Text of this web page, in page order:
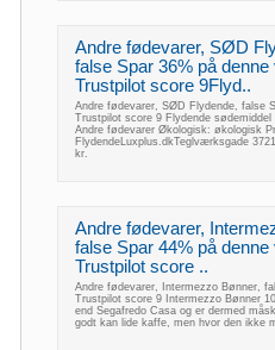
Andre fødevarer, SØD
false Spar 36% på denne
Trustpilot score 9Flyd..
Andre fødevarer, SØD Flydende, false
Trustpilot score 9 Flydende
Andre fødevarer Økologisk: økologisk
FlydendeLuxplus.dkTeglværksgade
kr.
Andre fødevarer,
false Spar 44% på denne
Trustpilot score ..
Andre fødevarer, Intermezzo Bønner,
Trustpilot score 9 Intermezzo Bønner
end Segafredo Casa og er dermed
godt kan lide kaffe, men hvor den ikke